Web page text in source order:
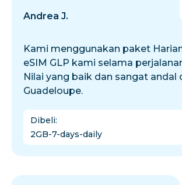
Andrea J.
Kami menggunakan paket
eSIM GLP kami selama
Nilai yang baik dan sangat andal
Guadeloupe.
Dibeli:
2GB-7-days-daily